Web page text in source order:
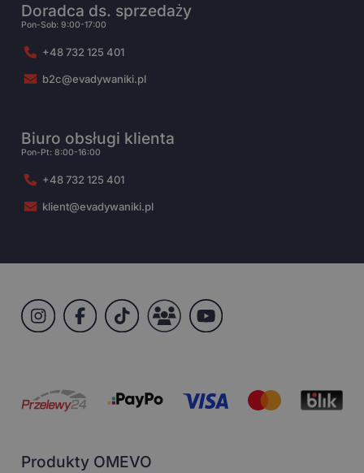
Doradca ds. sprzedaży
Pon-Sob: 9:00-17:00
+48 732 125 401
b2c@evadywaniki.pl
Biuro obsługi klienta
Pon-Pt: 8:00-16:00
+48 732 125 401
klient@evadywaniki.pl
Produkty OMEVO